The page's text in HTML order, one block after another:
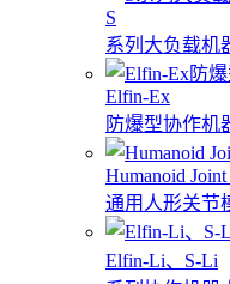
S
系列大负载机
Elfin-Ex
防爆型协作机
Humanoid
通用人形关节
Elfin-Li、S-Li